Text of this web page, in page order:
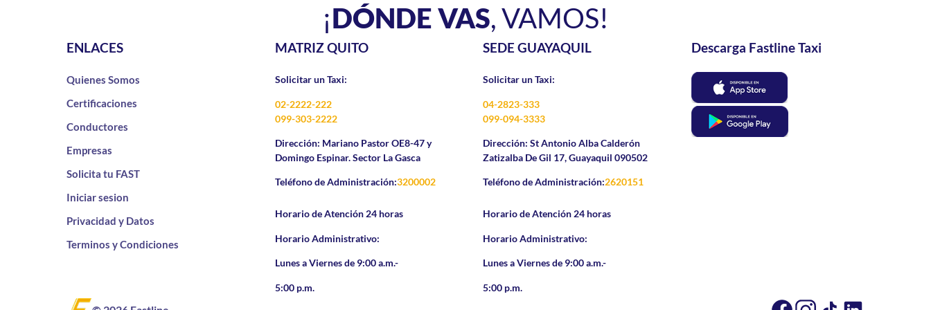
¡DÓNDE VAS, VAMOS!
ENLACES
Quienes Somos
Certificaciones
Conductores
Empresas
Solicita tu FAST
Iniciar sesion
Privacidad y Datos
Terminos y Condiciones
MATRIZ QUITO
Solicitar un Taxi:
02-2222-222
099-303-2222
Dirección: Mariano Pastor OE8-47 y
Domingo Espinar. Sector La Gasca
Teléfono de Administración:3200002
Horario de Atención 24 horas
Horario Administrativo:
Lunes a Viernes de 9:00 a.m.-
5:00 p.m.
SEDE GUAYAQUIL
Solicitar un Taxi:
04-2823-333
099-094-3333
Dirección: St Antonio Alba Calderón
Zatizalba De Gil 17, Guayaquil 090502
Teléfono de Administración:2620151
Horario de Atención 24 horas
Horario Administrativo:
Lunes a Viernes de 9:00 a.m.-
5:00 p.m.
Descarga Fastline Taxi